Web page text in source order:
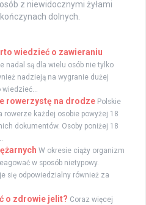
z niewidocznymi żyłami
dolnych.
wiedzieć o zawieraniu
nadal są dla wielu osób nie tylko
nadzieją na wygranie dużej
wiedzieć...
rowerzystę na drodze Polskie
rowerze każdej osobie powyżej 18
dokumentów. Osoby poniżej 18
W okresie ciąży organizm
w sposób nietypowy.
się odpowiedzialny również za
o zdrowie jelit? Coraz więcej